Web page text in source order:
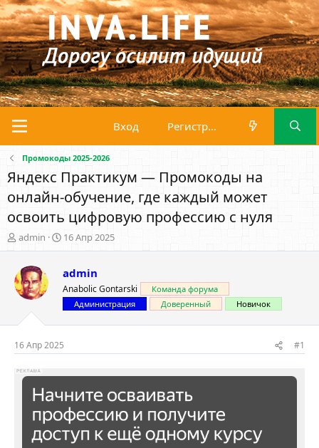
Вход Регистрация
Промокоды 2025-2026
Яндекс Практикум — Промокоды на
онлайн-обучение, где каждый может
освоить цифровую профессию с нуля
А
в
о
р
т
м
ы
admin
Д
а
а
н
а
ч
а
л
а
16 Апр 2025
admin
Anabolic Gontarski
Команда форума
Администрация
Доверенный Новичок
16 Апр 2025 #1